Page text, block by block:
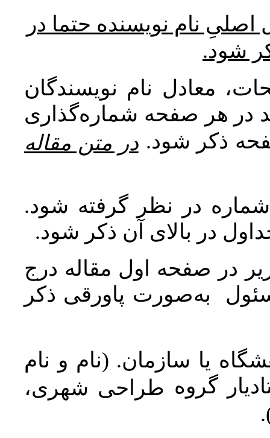
نام نویسنده حتما در
شود.
معادل نام نویسندگان
در هر صفحه شماره‌گذاری
ذکر شود. در متن مقاله
در نظر گرفته شود.
در بالای آن ذکر شود.
در صفحه اول مقاله درج
به‌صورت پاورقی ذکر
یا سازمان. (نام و نام
گروه طراحی شهری،